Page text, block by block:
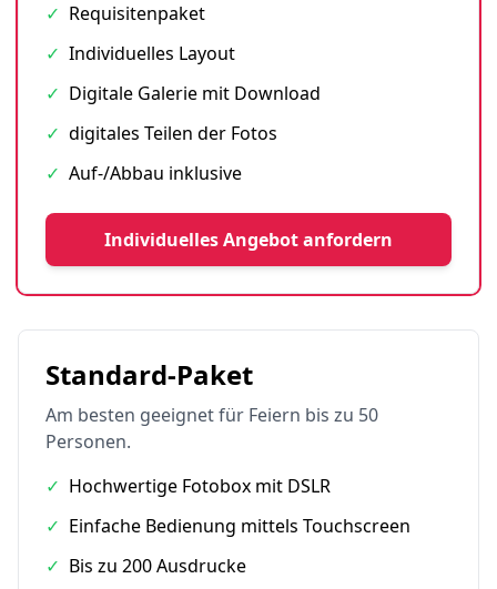
✓ Requisitenpaket
✓ Individuelles Layout
✓ Digitale Galerie mit Download
✓ digitales Teilen der Fotos
✓ Auf-/Abbau inklusive
Individuelles Angebot anfordern
Standard-Paket
Am besten geeignet für Feiern bis zu 50
Personen.
✓ Hochwertige Fotobox mit DSLR
✓ Einfache Bedienung mittels Touchscreen
✓ Bis zu 200 Ausdrucke